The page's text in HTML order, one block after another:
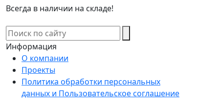
Всегда в наличии на складе!
Информация
О компании
Проекты
Политика обработки персональных
данных и Пользовательское соглашение